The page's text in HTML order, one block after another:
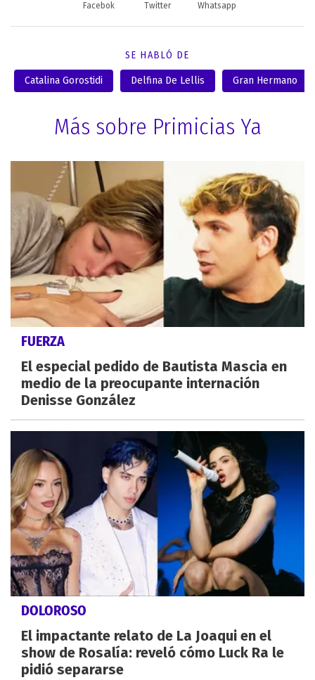
Facebok Twitter Whatsapp
SE HABLÓ DE
Catalina Gorostidi Delfina De Lellis Gran Hermano
Más sobre Primicias Ya
FUERZA
El especial pedido de Bautista Mascia en
medio de la preocupante internación
Denisse González
DOLOROSO
El impactante relato de La Joaqui en el
show de Rosalía: reveló cómo Luck Ra le
pidió separarse